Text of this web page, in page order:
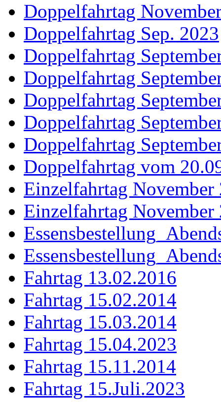
Doppelfahrtag
Doppelfahrtag Sep. 2023
Doppelfahrtag
Doppelfahrtag
Doppelfahrtag
Doppelfahrtag
Doppelfahrtag
Doppelfahrtag vom
Einzelfahrtag November
Einzelfahrtag November
Fahrtag 13.02.2016
Fahrtag 15.02.2014
Fahrtag 15.03.2014
Fahrtag 15.04.2023
Fahrtag 15.11.2014
Fahrtag 15.Juli.2023